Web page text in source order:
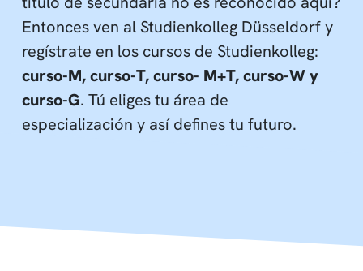
Entonces ven al Studienkolleg Düsseldorf y
regístrate en los cursos de Studienkolleg:
curso-M, curso-T, curso- M+T, curso-W y
curso-G. Tú eliges tu área de
especialización y así defines tu futuro.